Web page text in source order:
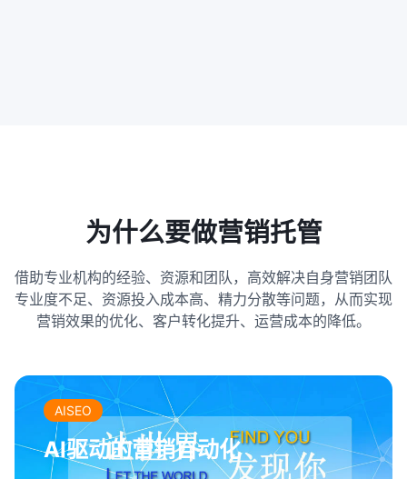
为什么要做营销托管
借助专业机构的经验、资源和团队，高效解决自身营销团队
专业度不足、资源投入成本高、精力分散等问题，从而实现
营销效果的优化、客户转化提升、运营成本的降低。
AISEO
AI驱动的营销自动化